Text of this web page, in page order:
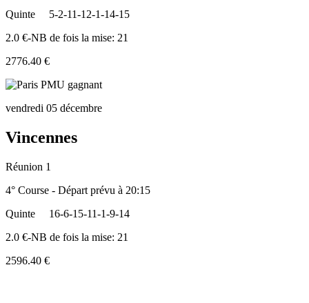
Quinte
5-2-11-12-1-14-15
2.0 €-NB de fois la mise: 21
2776.40 €
vendredi 05 décembre
Vincennes
Réunion 1
4° Course - Départ prévu à 20:15
Quinte
16-6-15-11-1-9-14
2.0 €-NB de fois la mise: 21
2596.40 €